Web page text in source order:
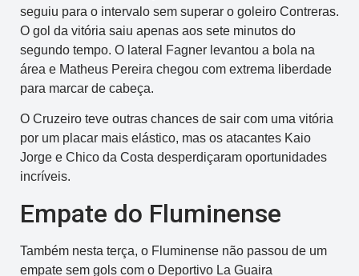
seguiu para o intervalo sem superar o goleiro Contreras.
O gol da vitória saiu apenas aos sete minutos do
segundo tempo. O lateral Fagner levantou a bola na
área e Matheus Pereira chegou com extrema liberdade
para marcar de cabeça.
O Cruzeiro teve outras chances de sair com uma vitória
por um placar mais elástico, mas os atacantes Kaio
Jorge e Chico da Costa desperdiçaram oportunidades
incríveis.
Empate do Fluminense
Também nesta terça, o Fluminense não passou de um
empate sem gols com o Deportivo La Guaira